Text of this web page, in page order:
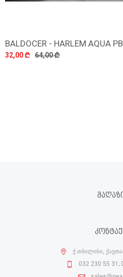
BALDOCER - HARLEM AQUA
32,00 ₾ 64,00 ₾
ქ.თბილისი,
032 230 55 31;